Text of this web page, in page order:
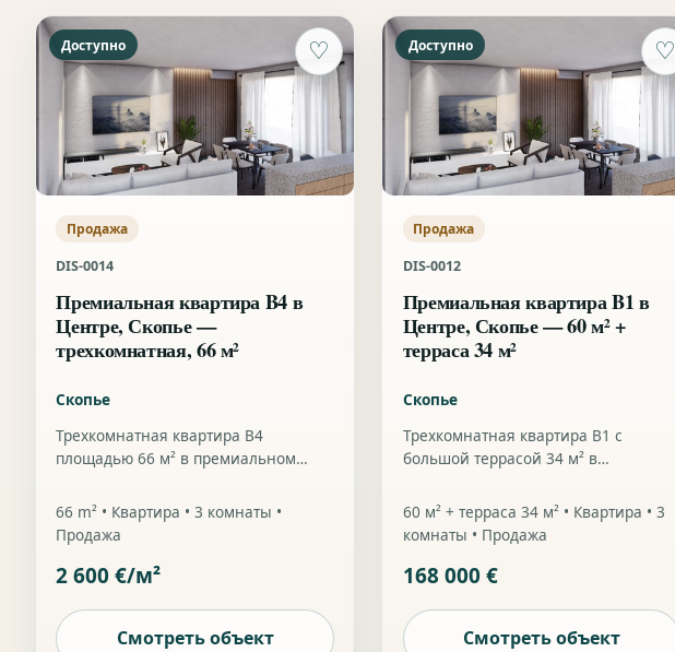
♡
Доступно
Продажа
DIS-0014
Премиальная квартира B4 в
Центре, Скопье —
трехкомнатная, 66 м²
Скопье
Трехкомнатная квартира B4
площадью 66 м² в премиальном
актуальной ценой 2 600 €/м².
66 m² • Квартира • 3 комнаты •
Продажа
2 600 €/м²
Смотреть объект
♡
Доступно
Продажа
DIS-0012
Премиальная квартира B1 в
Центре, Скопье — 60 м² +
терраса 34 м²
Скопье
Трехкомнатная квартира B1 с
большой террасой 34 м² в
Скопье.
60 м² + терраса 34 м² • Квартира • 3
комнаты • Продажа
168 000 €
Смотреть объект